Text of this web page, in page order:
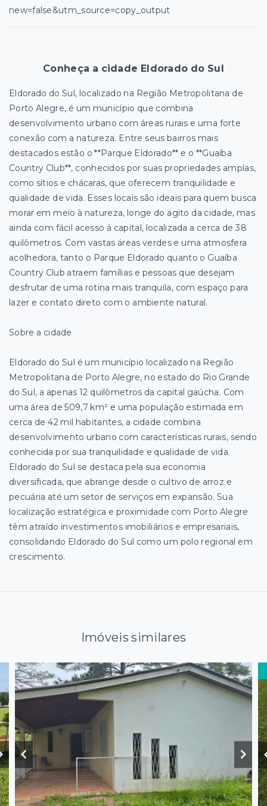
new=false&utm_source=copy_output
Conheça a cidade Eldorado do Sul
Eldorado do Sul, localizado na Região Metropolitana de
Porto Alegre, é um município que combina
desenvolvimento urbano com áreas rurais e uma forte
conexão com a natureza. Entre seus bairros mais
destacados estão o **Parque Eldorado** e o **Guaíba
Country Club**, conhecidos por suas propriedades amplas,
como sítios e chácaras, que oferecem tranquilidade e
qualidade de vida. Esses locais são ideais para quem busca
morar em meio à natureza, longe do agito da cidade, mas
ainda com fácil acesso à capital, localizada a cerca de 38
quilômetros. Com vastas áreas verdes e uma atmosfera
acolhedora, tanto o Parque Eldorado quanto o Guaíba
Country Club atraem famílias e pessoas que desejam
desfrutar de uma rotina mais tranquila, com espaço para
lazer e contato direto com o ambiente natural.
Sobre a cidade
Eldorado do Sul é um município localizado na Região
Metropolitana de Porto Alegre, no estado do Rio Grande
do Sul, a apenas 12 quilômetros da capital gaúcha. Com
uma área de 509,7 km² e uma população estimada em
cerca de 42 mil habitantes, a cidade combina
desenvolvimento urbano com características rurais, sendo
conhecida por sua tranquilidade e qualidade de vida.
Eldorado do Sul se destaca pela sua economia
diversificada, que abrange desde o cultivo de arroz e
pecuária até um setor de serviços em expansão. Sua
localização estratégica e proximidade com Porto Alegre
têm atraído investimentos imobiliários e empresariais,
consolidando Eldorado do Sul como um polo regional em
crescimento.
Imóveis similares